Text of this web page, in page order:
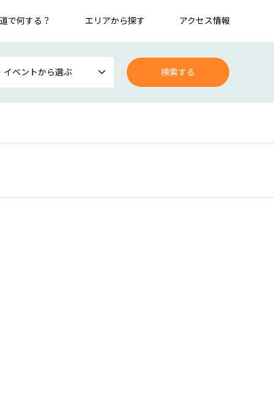
で何する？ エリアから探す アクセス情報
イベントから選ぶ